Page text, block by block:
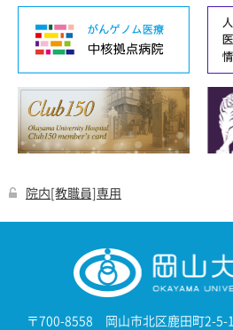
院内[教職員]専用
〒700-8558 岡山市北区鹿田町2-5-1